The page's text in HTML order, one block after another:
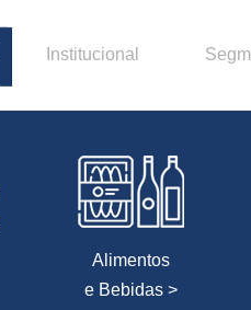
Institucional
Alimentos
e Bebidas >